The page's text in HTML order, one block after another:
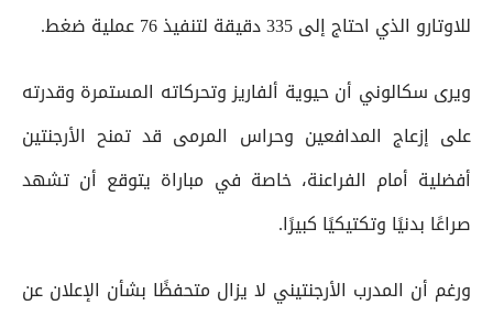
للاوتارو الذي احتاج إلى 335 دقيقة لتنفيذ 76 عملية ضغط.
ويرى سكالوني أن حيوية ألفاريز وتحركاته المستمرة وقدرته
على إزعاج المدافعين وحراس المرمى قد تمنح الأرجنتين
أفضلية أمام الفراعنة، خاصة في مباراة يتوقع أن تشهد
صراعًا بدنيًا وتكتيكيًا كبيرًا.
ورغم أن المدرب الأرجنتيني لا يزال متحفظًا بشأن الإعلان عن